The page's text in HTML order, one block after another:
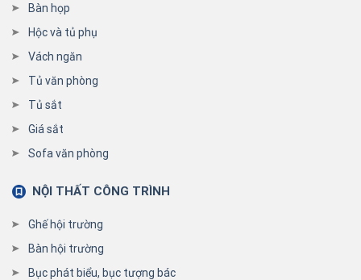
Bàn họp
Hộc và tủ phụ
Vách ngăn
Tủ văn phòng
Tủ sắt
Giá sắt
Sofa văn phòng
NỘI THẤT CÔNG TRÌNH
Ghế hội trường
Bàn hội trường
Bục phát biểu, bục tượng bác